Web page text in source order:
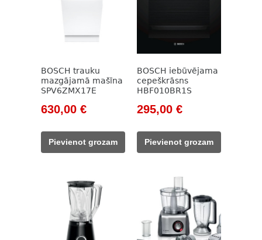
BOSCH trauku
mazgājamā mašīna
SPV6ZMX17E
Original
was:
833,00 €.
630,00 €Current
630,00 €.
Pievienot grozam
BOSCH iebūvējama
cepeškrāsns
HBF010BR1S
Original
was:
421,00 €.
295,00 €Current
295,00 €.
Pievienot grozam